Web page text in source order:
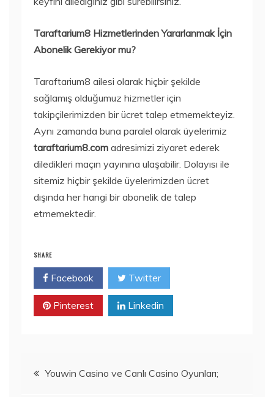
Taraftarium8 Hizmetlerinden Yararlanmak İçin
Abonelik Gerekiyor mu?
Taraftarium8 ailesi olarak hiçbir şekilde
sağlamış olduğumuz hizmetler için
takipçilerimizden bir ücret talep etmemekteyiz.
Aynı zamanda buna paralel olarak üyelerimiz
taraftarium8.com adresimizi ziyaret ederek
diledikleri maçın yayınına ulaşabilir. Dolayısı ile
sitemiz hiçbir şekilde üyelerimizden ücret
dışında her hangi bir abonelik de talep
etmemektedir.
SHARE
Facebook Twitter
Pinterest Linkedin
YazıYouwin Casino ve Canlı Casino Oyunları;